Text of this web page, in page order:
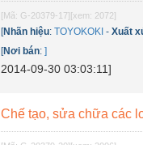
[Mã: G-20379-17][xem: 2072]
[Nhãn hiệu:TOYOKOKI -Xuất
[Nơi bán:]
2014-09-30 03:03:11]
Chế tạo, sửa chữa các